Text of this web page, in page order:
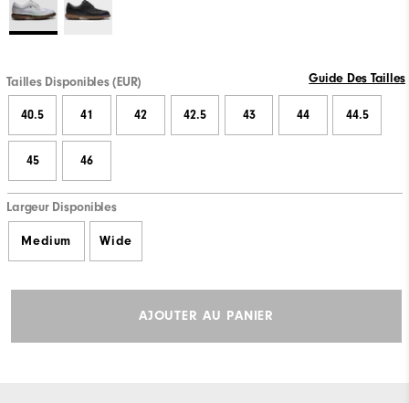
Tailles Disponibles (EUR) Guide Des Tailles
40.5 41 42 42.5 43 44 44.5
45 46
Largeur Disponibles
Medium Wide
AJOUTER AU PANIER